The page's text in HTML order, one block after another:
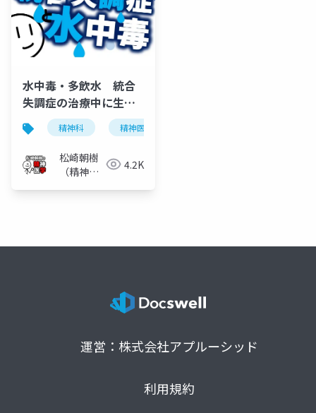
水中毒・多飲水 統合
失調症の治療中に生じ
うる現象精神科 精神医学
松崎朝樹
（精神科
4.2K
運営：株式会社アプルーシッド
利用規約